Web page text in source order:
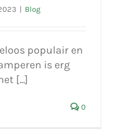
| Blog
populair en
is erg
[...]
0